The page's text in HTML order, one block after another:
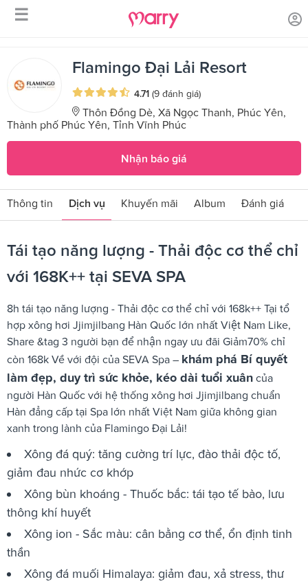
☰
Trang chủ Sản phẩm dịch vụ /
Tái tạo năng lượng - Thải độc cơ
Flamingo Đại Lải Resort
4.71 (9 đánh giá)
Thôn Đồng Dè, Xã Ngọc Thanh, Phúc Yên,
Thành phố Phúc Yên, Tỉnh Vĩnh Phúc
Nhận báo giá
Thông tin Dịch vụ Khuyến mãi Album Đánh giá
Tái tạo năng lượng - Thải độc cơ thể chỉ
với 168K++ tại SEVA SPA
8h tái tạo năng lượng - Thải độc cơ thể chỉ với 168k++ Tại tổ
hợp xông hơi Jjimjilbang Hàn Quốc lớn nhất Việt Nam Like,
Share &tag 3 người bạn để nhận ngay ưu đãi Giảm70% chỉ
còn 168k Về với đội của SEVA Spa – khám phá Bí quyết
làm đẹp, duy trì sức khỏe, kéo dài tuổi xuân của
người Hàn Quốc với hệ thống xông hơi Jjimjilbang chuẩn
Hàn đẳng cấp tại Spa lớn nhất Việt Nam giữa không gian
xanh trong lành của Flamingo Đại Lải!
Xông đá quý: tăng cường trí lực, đào thải độc tố,
giảm đau nhức cơ khớp
Xông bùn khoáng - Thuốc bắc: tái tạo tế bào, lưu
thông khí huyết
Xông ion - Sắc màu: cân bằng cơ thể, ổn định tinh
thần
Xông đá muối Himalaya: giảm đau, xả stress, thư